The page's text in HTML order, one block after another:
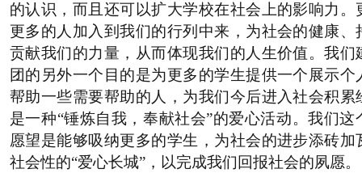
的认识，而且还可以扩大学校在社会上的影响力。
更多的人加入到我们的行列中来，为社会的健康、
贡献我们的力量，从而体现我们的人生价值。我们
团的另外一个目的是为更多的学生提供一个展示个
帮助一些需要帮助的人，为我们今后进入社会积累
是一种“锤炼自我，奉献社会”的爱心活动。我们这
愿望是能够吸纳更多的学生，为社会的进步添砖加
社会性的“爱心长城”，以完成我们回报社会的夙愿。